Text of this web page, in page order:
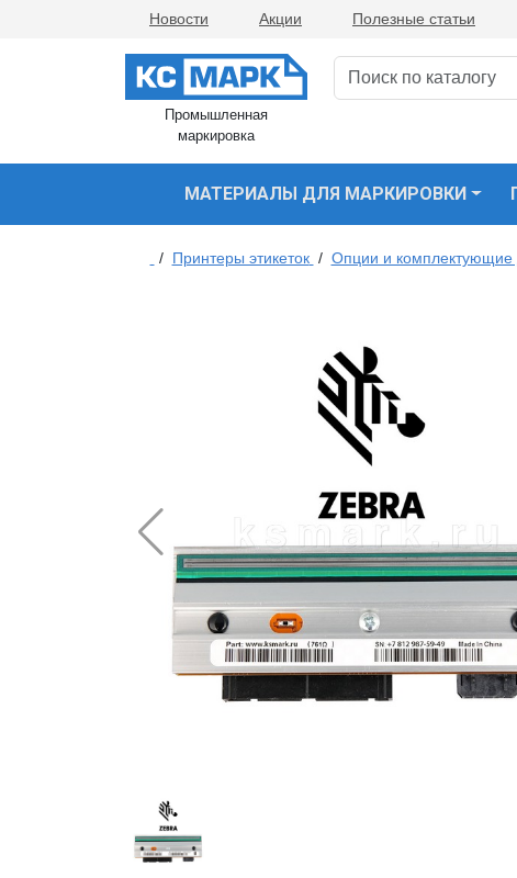
Новости Акции Полезные статьи
Промышленная
маркировка
МАТЕРИАЛЫ ДЛЯ МАРКИРОВКИ
/ Принтеры этикеток / Опции и комплектующие